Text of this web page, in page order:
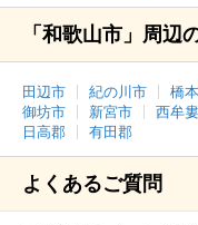
「和歌山市」周辺
田辺市 紀の川市 橋
御坊市
新宮市 西牟
日高郡
有田郡
よくあるご質問